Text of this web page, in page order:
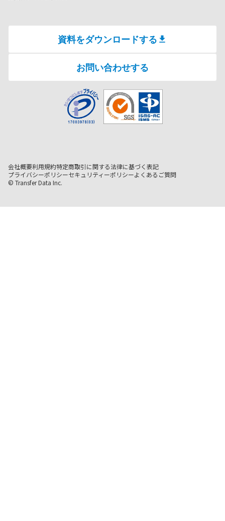
資料をダウンロードする
お問い合わせする
会社概要利用規約特定商取引に関する法律に基づく表記
プライバシーポリシーセキュリティーポリシーよくあるご質問
© Transfer Data Inc.